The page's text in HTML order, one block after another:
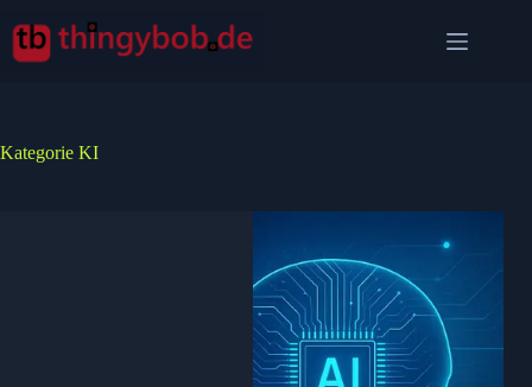
Inhalt
springen
Kategorie KI